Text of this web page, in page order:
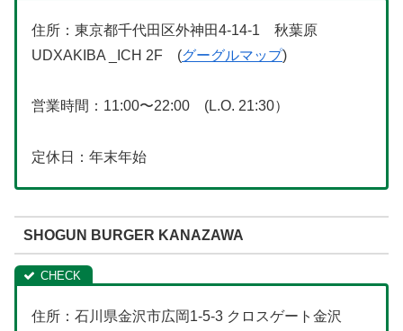
住所：東京都千代田区外神田4-14-1 秋葉原
UDXAKIBA _ICH 2F (グーグルマップ)
営業時間：11:00〜22:00 (L.O. 21:30）
定休日：年末年始
SHOGUN BURGER KANAZAWA
住所：石川県金沢市広岡1-5-3 クロスゲート金沢